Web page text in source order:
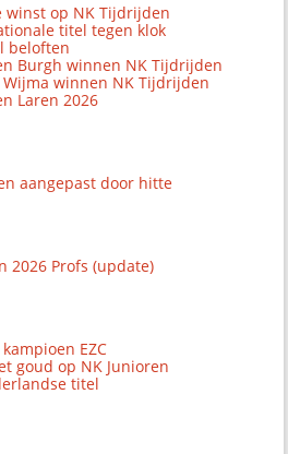
op NK Tijdrijden
titel tegen klok
beloften
Burgh winnen NK Tijdrijden
winnen NK Tijdrijden
Laren 2026
aangepast door hitte
2026 Profs (update)
EZC
goud op NK Junioren
titel